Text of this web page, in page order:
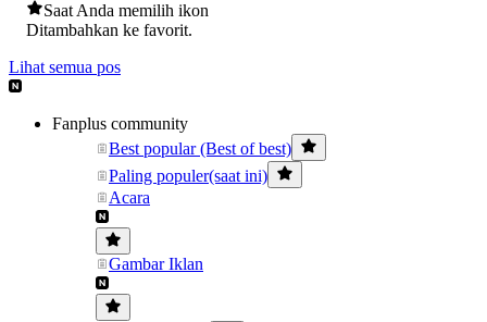
Saat Anda memilih ikon
Ditambahkan ke favorit.
Lihat semua pos
Fanplus community
Best popular (Best of best)
Paling populer(saat ini)
Acara
Gambar Iklan